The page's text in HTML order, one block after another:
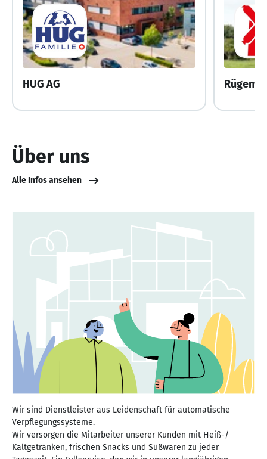
HUG AG
Über uns
Alle Infos ansehen
Wir sind Dienstleister aus Leidenschaft für automatische
Verpflegungssysteme.
Wir versorgen die Mitarbeiter unserer Kunden mit Heiß-/
Kaltgetränken, frischen Snacks und Süßwaren zu jeder